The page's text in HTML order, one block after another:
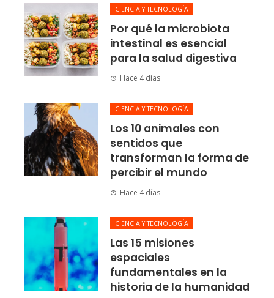
CIENCIA Y TECNOLOGÍA
Por qué la microbiota
intestinal es esencial
para la salud digestiva
Hace 4 días
CIENCIA Y TECNOLOGÍA
Los 10 animales con
sentidos que
transforman la forma de
percibir el mundo
Hace 4 días
CIENCIA Y TECNOLOGÍA
Las 15 misiones
espaciales
fundamentales en la
historia de la humanidad